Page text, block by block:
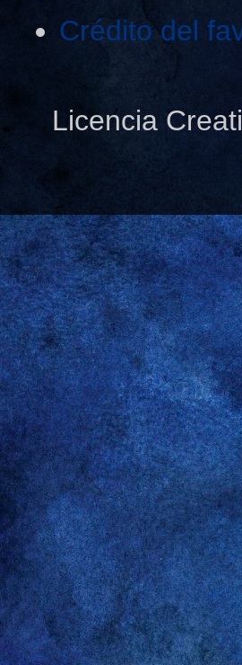
Crédito del
Licencia